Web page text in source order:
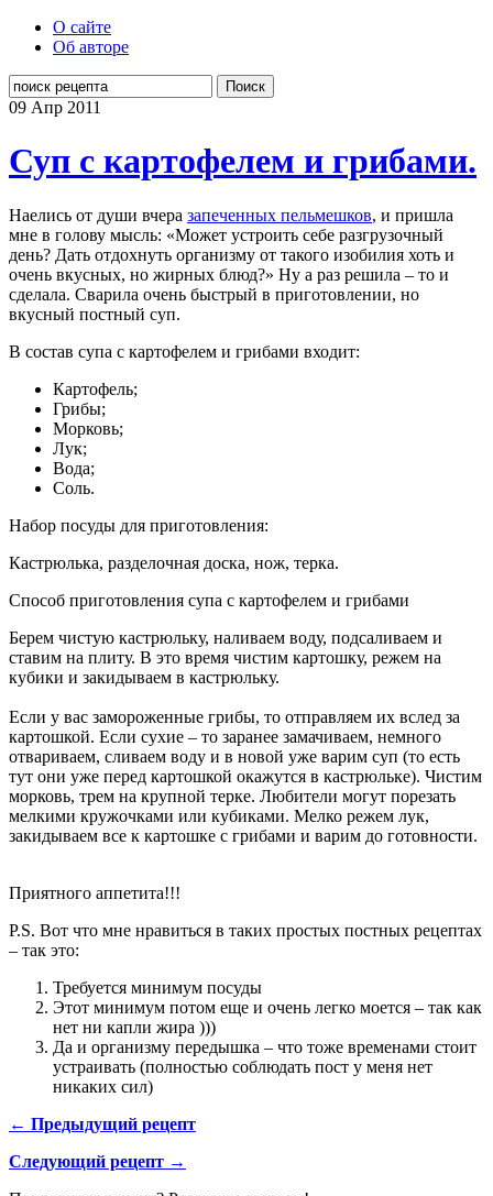
О сайте
Об авторе
Поиск
09 Апр 2011
Суп с картофелем и грибами.
Наелись от души вчера запеченных пельмешков, и пришла
мне в голову мысль: «Может устроить себе разгрузочный
день? Дать отдохнуть организму от такого изобилия хоть и
очень вкусных, но жирных блюд?» Ну а раз решила – то и
сделала. Сварила очень быстрый в приготовлении, но
вкусный постный суп.
В состав супа с картофелем и грибами входит:
Картофель;
Грибы;
Морковь;
Лук;
Вода;
Соль.
Набор посуды для приготовления:
Кастрюлька, разделочная доска, нож, терка.
Способ приготовления супа с картофелем и грибами
Берем чистую кастрюльку, наливаем воду, подсаливаем и
ставим на плиту. В это время чистим картошку, режем на
кубики и закидываем в кастрюльку.
Если у вас замороженные грибы, то отправляем их вслед за
картошкой. Если сухие – то заранее замачиваем, немного
отвариваем, сливаем воду и в новой уже варим суп (то есть
тут они уже перед картошкой окажутся в кастрюльке). Чистим
морковь, трем на крупной терке. Любители могут порезать
мелкими кружочками или кубиками. Мелко режем лук,
закидываем все к картошке с грибами и варим до готовности.
Приятного аппетита!!!
P.S. Вот что мне нравиться в таких простых постных рецептах
– так это:
Требуется минимум посуды
Этот минимум потом еще и очень легко моется – так как
нет ни капли жира )))
Да и организму передышка – что тоже временами стоит
устраивать (полностью соблюдать пост у меня нет
никаких сил)
← Предыдущий рецепт
Следующий рецепт →